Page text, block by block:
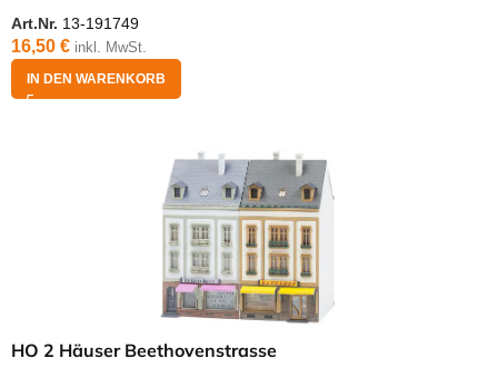
Art.Nr. 13-191749
16,50 € inkl. MwSt.
IN DEN WARENKORB
HO 2 Häuser Beethovenstrasse